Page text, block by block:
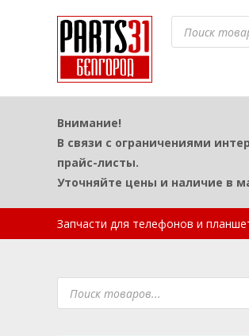
Поиск
товаров
Внимание!
В связи с ограничениями
прайс-листы.
Уточняйте цены и наличие в
Запчасти для телефонов и
Поиск
товаров